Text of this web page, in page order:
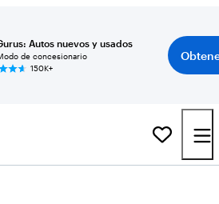
Autos nuevos y usados
de concesionario
150K+